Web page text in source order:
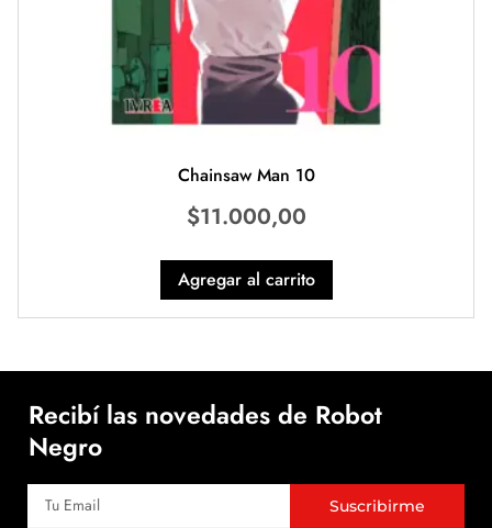
Chainsaw Man 10
$11.000,00
Agregar al carrito
Recibí las novedades de Robot
Negro
Suscribirme